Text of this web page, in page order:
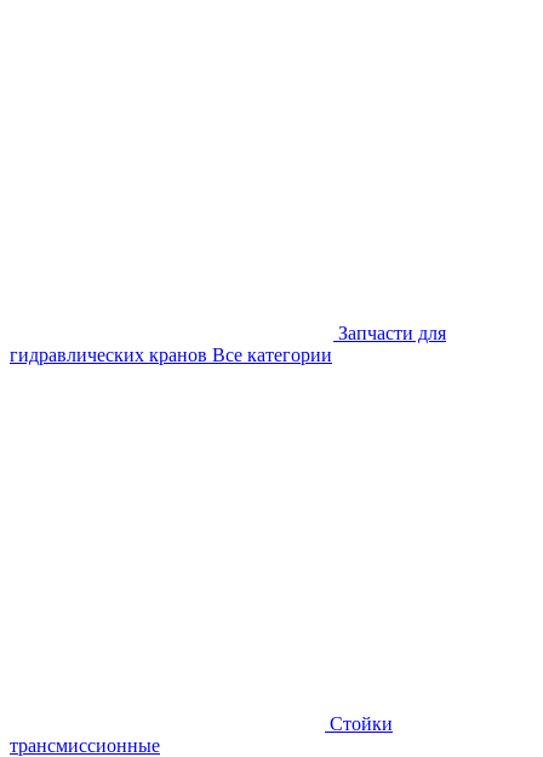
Запчасти для
гидравлических кранов Все категории
Стойки
трансмиссионные